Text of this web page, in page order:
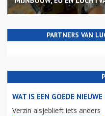
PARTNERS VAN
WAT IS EEN GOEDE
Verzin alsjeblieft iets anders